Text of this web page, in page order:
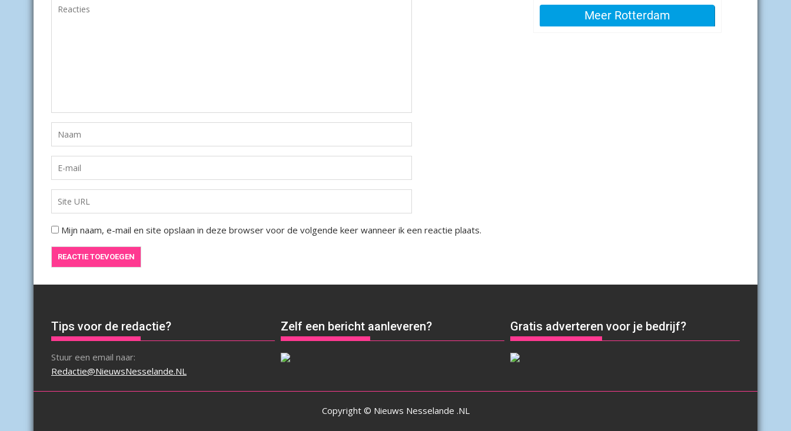
Mijn naam, e-mail en site opslaan in deze browser voor de volgende keer wanneer ik een reactie plaats.
Tips voor de redactie?
Stuur een email naar:
Redactie@NieuwsNesselande.NL
Zelf een bericht aanleveren? Gratis adverteren voor je bedrijf?
Copyright © Nieuws Nesselande .NL